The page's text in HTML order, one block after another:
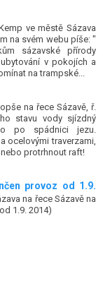
ve městě Sázava
na svém webu píše: "
sázavské přírody
v pokojích a
na trampské...
na řece Sázavě, ř.
stavu vody sjízdný
po spádnici jezu.
ocelovými traverzami,
protrhnout raft!
provoz od 1.9.
na řece Sázavě na
1.9. 2014)